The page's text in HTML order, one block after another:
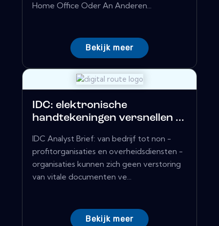
Home Office Oder An Anderen...
Bekijk meer
IDC: elektronische
handtekeningen versnellen ...
IDC Analyst Brief: van bedrijf tot non -
profitorganisaties en overheidsdiensten -
organisaties kunnen zich geen verstoring
van vitale documenten ve...
Bekijk meer